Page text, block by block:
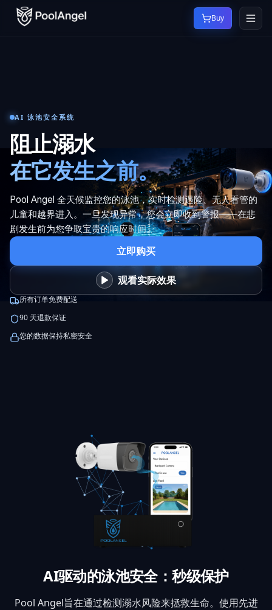
Buy
AI 泳池安全系统
阻止溺水
在它发生之前。
Pool Angel 全天候监控您的泳池，实时检测遇险、无人看管的
儿童和越界进入。一旦发现异常，您会立即收到警报——在悲
剧发生前为您争取宝贵的响应时间。
立即购买
观看实际效果
所有订单免费配送
90 天退款保证
您的数据保持私密安全
AI驱动的泳池安全：秒级保护
Pool Angel旨在通过检测溺水风险来拯救生命。使用先进